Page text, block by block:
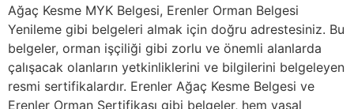
Ağaç Kesme MYK Belgesi, Erenler Orman Belgesi
Yenileme gibi belgeleri almak için doğru adrestesiniz. Bu
belgeler, orman işçiliği gibi zorlu ve önemli alanlarda
çalışacak olanların yetkinliklerini ve bilgilerini belgeleyen
resmi sertifikalardır. Erenler Ağaç Kesme Belgesi ve
Erenler Orman Sertifikası gibi belgeler, hem yasal